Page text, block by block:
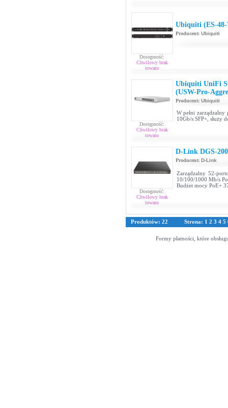
Dostępność:
Chwilowy brak
towaru
Ubiquiti (ES-48-
Producent: Ubiquiti
Dostępność:
Chwilowy brak
towaru
Ubiquiti UniFi
(USW-Pro-
Producent: Ubiquiti
W pełni
10Gb/s SFP+, służy
Dostępność:
Chwilowy brak
towaru
D-Link DGS-
Producent: D-Link
Zarządzalny 52-
10/100/1000 Mb/s
Budżet mocy PoE+
Produktów: 22 Strona: 1 2 3 4 5
Formy płatności, które